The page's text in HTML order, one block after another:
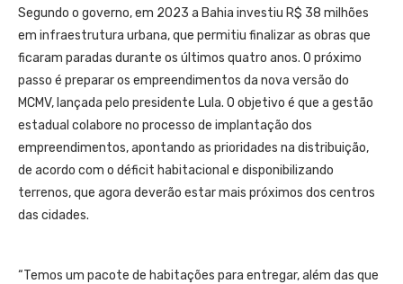
Segundo o governo, em 2023 a Bahia investiu R$ 38 milhões
em infraestrutura urbana, que permitiu finalizar as obras que
ficaram paradas durante os últimos quatro anos. O próximo
passo é preparar os empreendimentos da nova versão do
MCMV, lançada pelo presidente Lula. O objetivo é que a gestão
estadual colabore no processo de implantação dos
empreendimentos, apontando as prioridades na distribuição,
de acordo com o déficit habitacional e disponibilizando
terrenos, que agora deverão estar mais próximos dos centros
das cidades.
“Temos um pacote de habitações para entregar, além das que